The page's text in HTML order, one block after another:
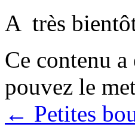
A très
Ce contenu
pouvez le
← Petites